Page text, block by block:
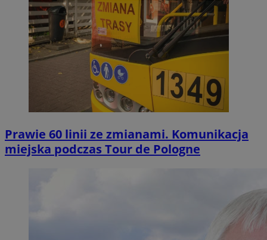
Prawie 60 linii ze zmianami. Komunikacja
miejska podczas Tour de Pologne